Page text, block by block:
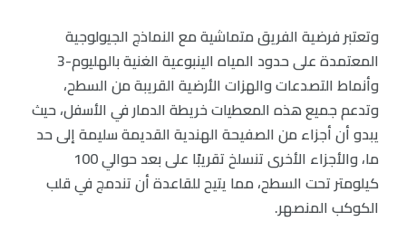
وتعتبر فرضية الفريق متماشية مع النماذج الجيولوجية
المعتمدة على حدود المياه الينبوعية الغنية بالهليوم-3
وأنماط التصدعات والهزات الأرضية القريبة من السطح،
وتدعم جميع هذه المعطيات خريطة الدمار في الأسفل، حيث
يبدو أن أجزاء من الصفيحة الهندية القديمة سليمة إلى حد
ما، والأجزاء الأخرى تنسلخ تقريبًا على بعد حوالي 100
كيلومتر تحت السطح، مما يتيح للقاعدة أن تندمج في قلب
الكوكب المنصهر.